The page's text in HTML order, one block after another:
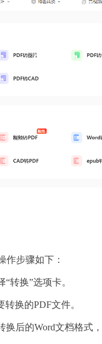
作步骤如下：
转换”选项卡。
转换的PDF文件。
后的Word文档格式